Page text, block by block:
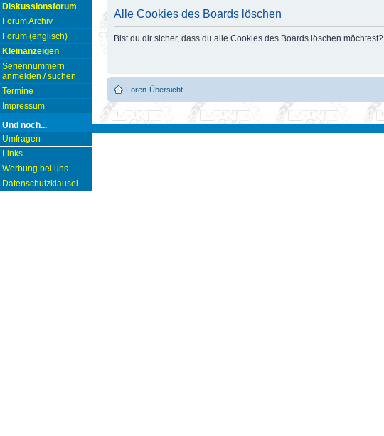
Diskussionsforum
Forum Archiv
Forum (englisch)
Kleinanzeigen
Seriennummern
anmelden / suchen
Termine
Impressum
Und noch...
Umfragen
Links
Werbung bei uns
Datenschutzklausel
Alle Cookies des Boards löschen
Bist du dir sicher, dass du alle Cookies des Boards löschen möchtest?
Foren-Übersicht